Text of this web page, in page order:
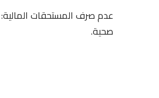
عدم صرف المستحقات
صحية.